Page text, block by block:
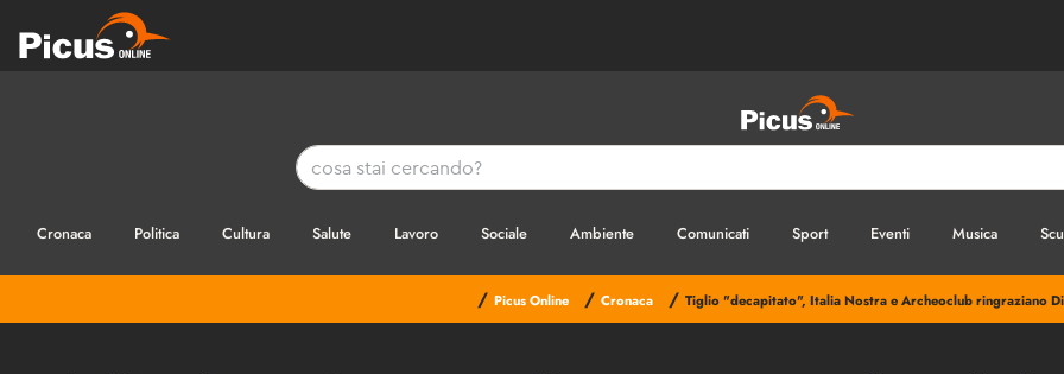
Cronaca Politica Cultura Salute Lavoro Sociale Ambiente Comunicati Sport Eventi Musica
/ Picus Online / Cronaca / Tiglio "decapitato", Italia Nostra e Archeoclub ringraziano